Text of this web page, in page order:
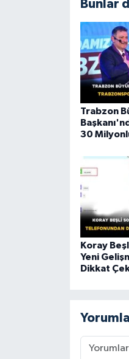
Bunlar
Trabzon
30
Koray
Yeni
Dikkat